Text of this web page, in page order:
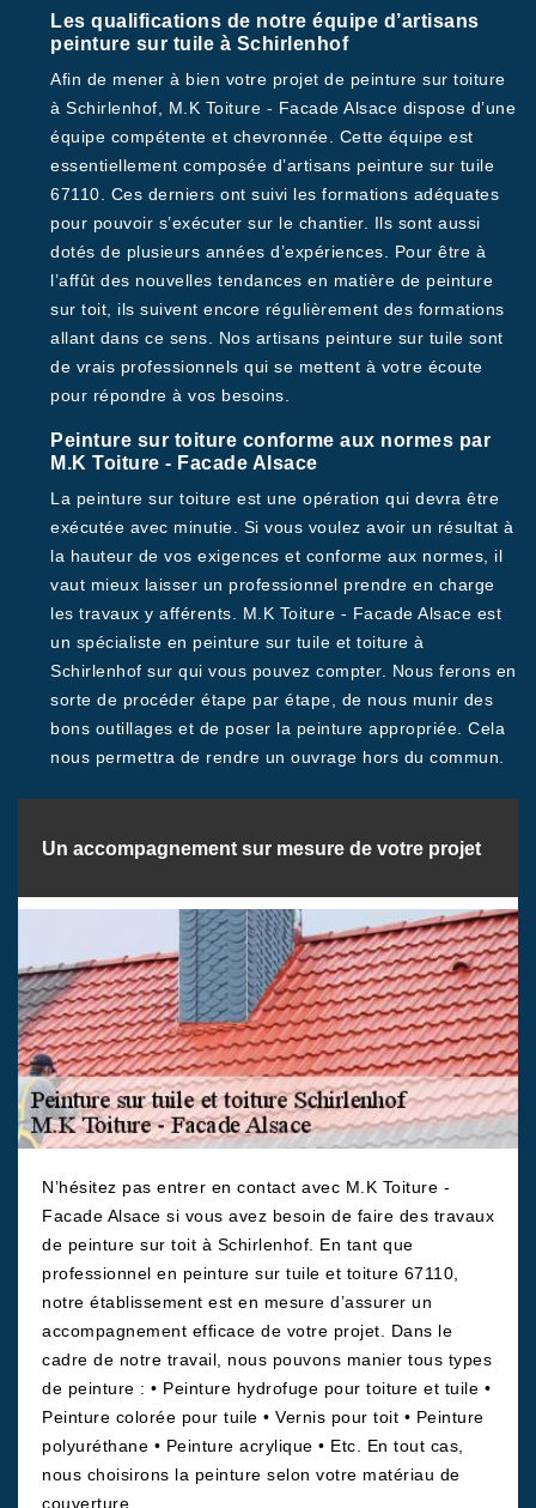
Les qualifications de notre équipe d’artisans
peinture sur tuile à Schirlenhof
Afin de mener à bien votre projet de peinture sur toiture
à Schirlenhof, M.K Toiture - Facade Alsace dispose d’une
équipe compétente et chevronnée. Cette équipe est
essentiellement composée d’artisans peinture sur tuile
67110. Ces derniers ont suivi les formations adéquates
pour pouvoir s’exécuter sur le chantier. Ils sont aussi
dotés de plusieurs années d’expériences. Pour être à
l’affût des nouvelles tendances en matière de peinture
sur toit, ils suivent encore régulièrement des formations
allant dans ce sens. Nos artisans peinture sur tuile sont
de vrais professionnels qui se mettent à votre écoute
pour répondre à vos besoins.
Peinture sur toiture conforme aux normes par
M.K Toiture - Facade Alsace
La peinture sur toiture est une opération qui devra être
exécutée avec minutie. Si vous voulez avoir un résultat à
la hauteur de vos exigences et conforme aux normes, il
vaut mieux laisser un professionnel prendre en charge
les travaux y afférents. M.K Toiture - Facade Alsace est
un spécialiste en peinture sur tuile et toiture à
Schirlenhof sur qui vous pouvez compter. Nous ferons en
sorte de procéder étape par étape, de nous munir des
bons outillages et de poser la peinture appropriée. Cela
nous permettra de rendre un ouvrage hors du commun.
Un accompagnement sur mesure de votre projet
N’hésitez pas entrer en contact avec M.K Toiture -
Facade Alsace si vous avez besoin de faire des travaux
de peinture sur toit à Schirlenhof. En tant que
professionnel en peinture sur tuile et toiture 67110,
notre établissement est en mesure d’assurer un
accompagnement efficace de votre projet. Dans le
cadre de notre travail, nous pouvons manier tous types
de peinture : • Peinture hydrofuge pour toiture et tuile •
Peinture colorée pour tuile • Vernis pour toit • Peinture
polyuréthane • Peinture acrylique • Etc. En tout cas,
nous choisirons la peinture selon votre matériau de
couverture.